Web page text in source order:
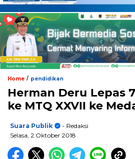
Home / pendidikan
Herman Deru Lepas
ke MTQ XXVII ke
Suara Publik
- Redaksi
Selasa, 2 Oktober 2018